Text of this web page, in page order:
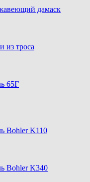
дамаск
из троса
65Г
Bohler K110
Bohler K340